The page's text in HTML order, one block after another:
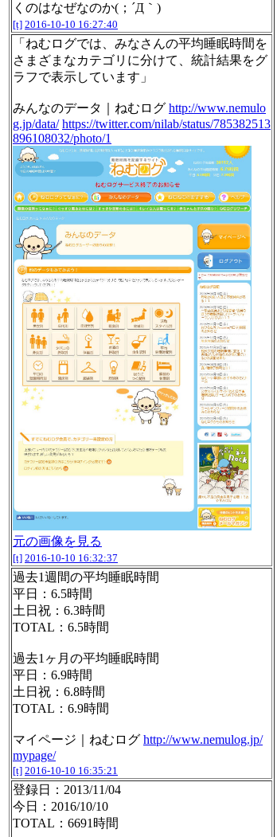
くのはなぜなのか(；´Д｀)
[t] 2016-10-10 16:27:40
「ねむログでは、みなさんの平均睡眠時間を
さまざまなカテゴリに分けて、統計結果をグ
ラフで表示しています」
みんなのデータ｜ねむログ http://www.nemulo
g.jp/data/ https://twitter.com/nilab/status/785382513
896108032/photo/1
元の画像を見る
[t] 2016-10-10 16:32:37
過去1週間の平均睡眠時間
平日：6.5時間
土日祝：6.3時間
TOTAL：6.5時間
過去1ヶ月の平均睡眠時間
平日：6.9時間
土日祝：6.8時間
TOTAL：6.9時間
マイページ｜ねむログ http://www.nemulog.jp/
mypage/
[t] 2016-10-10 16:35:21
登録日：2013/11/04
今日：2016/10/10
TOTAL：6691時間